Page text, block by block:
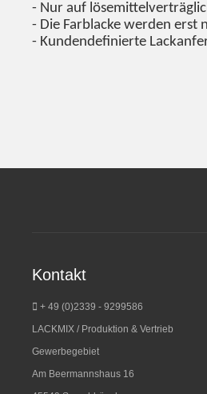
- Nur auf
- Die Farblacke werden erst
- Kundendefinierte
Kontakt
+ 49 (0)2339 - 9299586
LACKMIX / Produktion & Vertrieb
Gewerbegebiet
Am Beermannshaus 16